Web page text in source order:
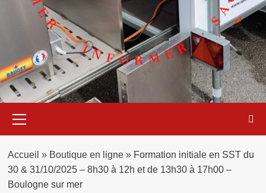
principal
Accueil » Boutique en ligne» Formation initiale en SST du
30 & 31/10/2025 – 8h30 à 12h et de 13h30 à 17h00 –
Boulogne sur mer